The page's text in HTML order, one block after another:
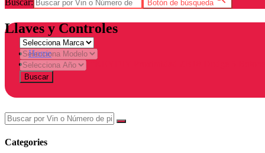
Buscar: Botón de búsqueda
Llaves y Controles
Home
Products tagged “KEYDIY Proximidad ZB18 Dodge 5
Buscar
Categories